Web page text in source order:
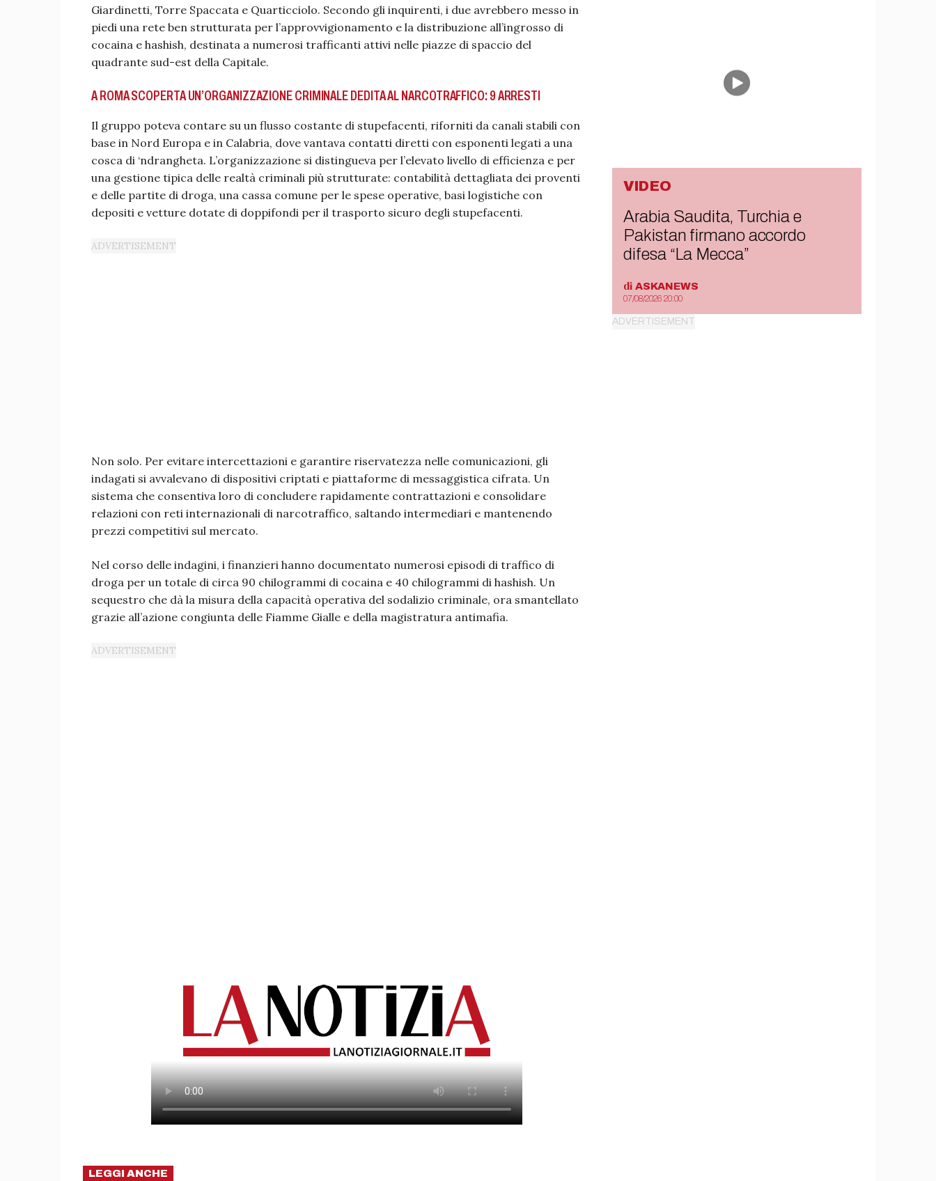
Giardinetti, Torre Spaccata e Quarticciolo. Secondo gli inquirenti, i due avrebbero messo in
piedi una rete ben strutturata per l’approvvigionamento e la distribuzione all’ingrosso di
cocaina e hashish, destinata a numerosi trafficanti attivi nelle piazze di spaccio del
quadrante sud-est della Capitale.
A ROMA SCOPERTA UN’ORGANIZZAZIONE CRIMINALE DEDITA AL NARCOTRAFFICO: 9 ARRESTI
Il gruppo poteva contare su un flusso costante di stupefacenti, riforniti da canali stabili con
base in Nord Europa e in Calabria, dove vantava contatti diretti con esponenti legati a una
cosca di ‘ndrangheta. L’organizzazione si distingueva per l’elevato livello di efficienza e per
una gestione tipica delle realtà criminali più strutturate: contabilità dettagliata dei proventi
e delle partite di droga, una cassa comune per le spese operative, basi logistiche con
depositi e vetture dotate di doppifondi per il trasporto sicuro degli stupefacenti.
Non solo. Per evitare intercettazioni e garantire riservatezza nelle comunicazioni, gli
indagati si avvalevano di dispositivi criptati e piattaforme di messaggistica cifrata. Un
sistema che consentiva loro di concludere rapidamente contrattazioni e consolidare
relazioni con reti internazionali di narcotraffico, saltando intermediari e mantenendo
prezzi competitivi sul mercato.
Nel corso delle indagini, i finanzieri hanno documentato numerosi episodi di traffico di
droga per un totale di circa 90 chilogrammi di cocaina e 40 chilogrammi di hashish. Un
sequestro che dà la misura della capacità operativa del sodalizio criminale, ora smantellato
grazie all’azione congiunta delle Fiamme Gialle e della magistratura antimafia.
LEGGI ANCHE
VIDEO
Arabia Saudita, Turchia e
Pakistan firmano accordo
difesa “La Mecca”
di ASKANEWS
07/08/2026 20:00